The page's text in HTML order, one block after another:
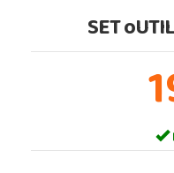
SET